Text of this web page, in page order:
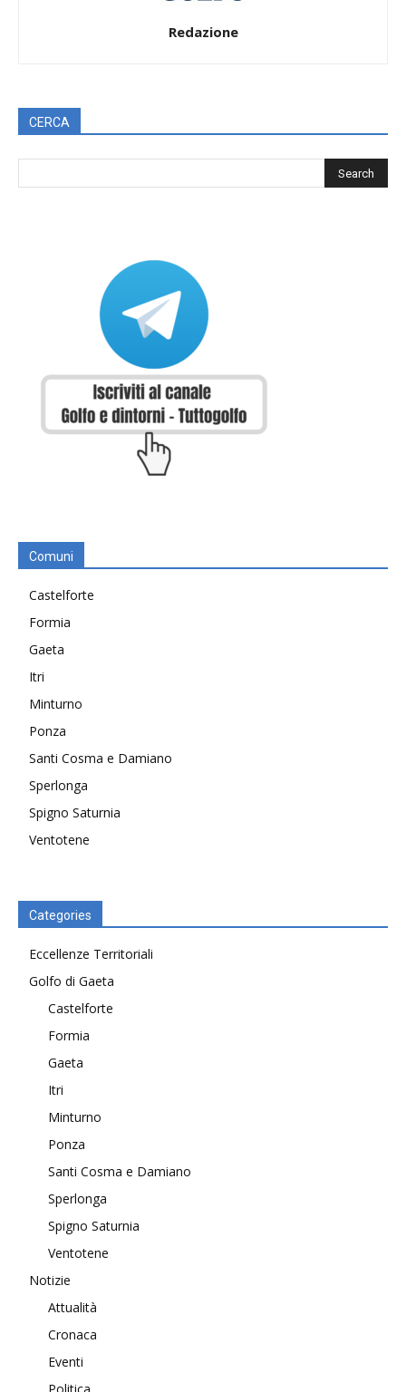
Redazione
CERCA
Comuni
Castelforte
Formia
Gaeta
Itri
Minturno
Ponza
Santi Cosma e Damiano
Sperlonga
Spigno Saturnia
Ventotene
Categories
Eccellenze Territoriali
Golfo di Gaeta
Castelforte
Formia
Gaeta
Itri
Minturno
Ponza
Santi Cosma e Damiano
Sperlonga
Spigno Saturnia
Ventotene
Notizie
Attualità
Cronaca
Eventi